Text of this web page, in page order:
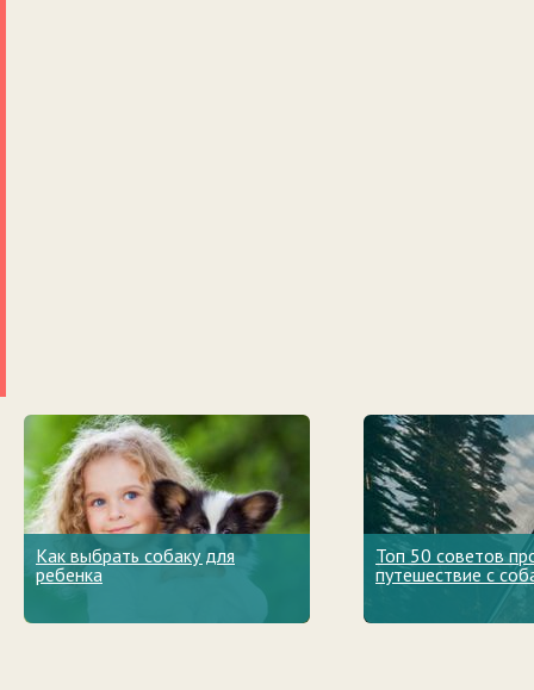
Как выбрать собаку для
ребенка
Топ 50 советов
путешествие с